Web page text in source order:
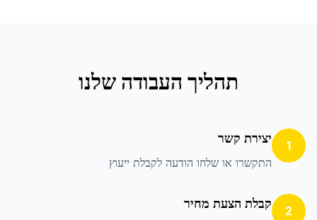
תהליך העבודה שלנו
1 יצירת קשר
התקשרו או שלחו הודעה לקבלת ייעוץ
2 קבלת הצעת מחיר